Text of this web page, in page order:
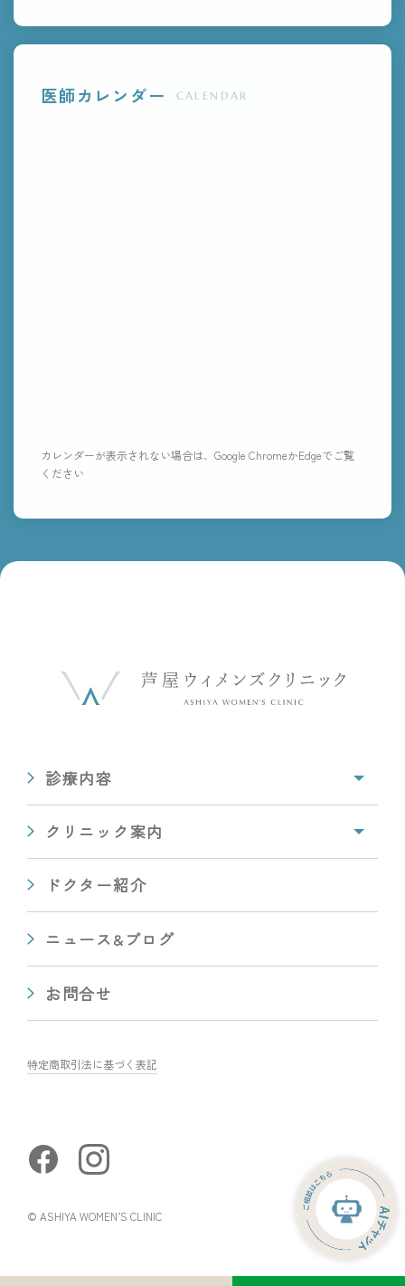
医師カレンダー CALENDAR
カレンダーが表示されない場合は、Google ChromeかEdgeでご覧
ください
診療内容
クリニック案内
ドクター紹介
ニュース&ブログ
お問合せ
特定商取引法に基づく表記
© ASHIYA WOMEN’S CLINIC